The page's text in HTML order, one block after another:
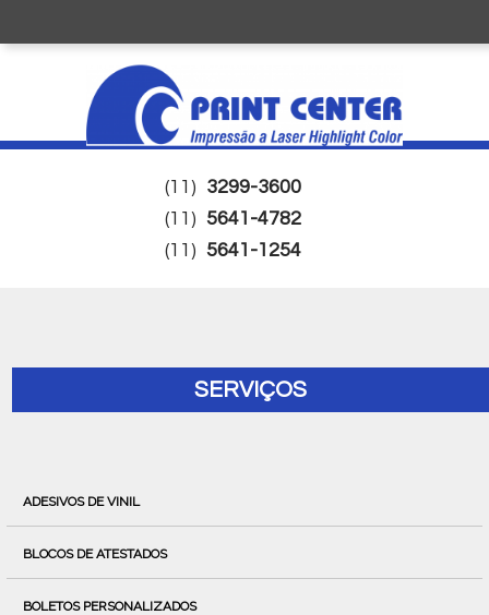
(11) 3299-3600
(11) 5641-4782
(11) 5641-1254
SERVIÇOS
ADESIVOS DE VINIL
BLOCOS DE ATESTADOS
BOLETOS PERSONALIZADOS